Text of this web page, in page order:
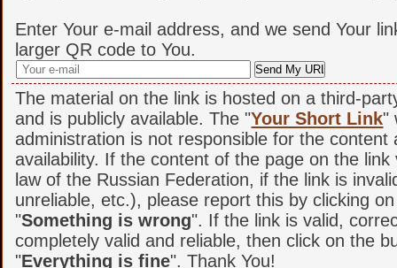
Enter Your e-mail address, and we send Your
larger QR code to You.
The material on the link is hosted on a third-
and is publicly available. The "Your Short Link"
administration is not responsible for the content
availability. If the content of the page on the link
law of the Russian Federation, if the link is
unreliable, etc.), please report this by clicking
"Something is wrong". If the link is valid,
completely valid and reliable, then click on the
"Everything is fine". Thank You!